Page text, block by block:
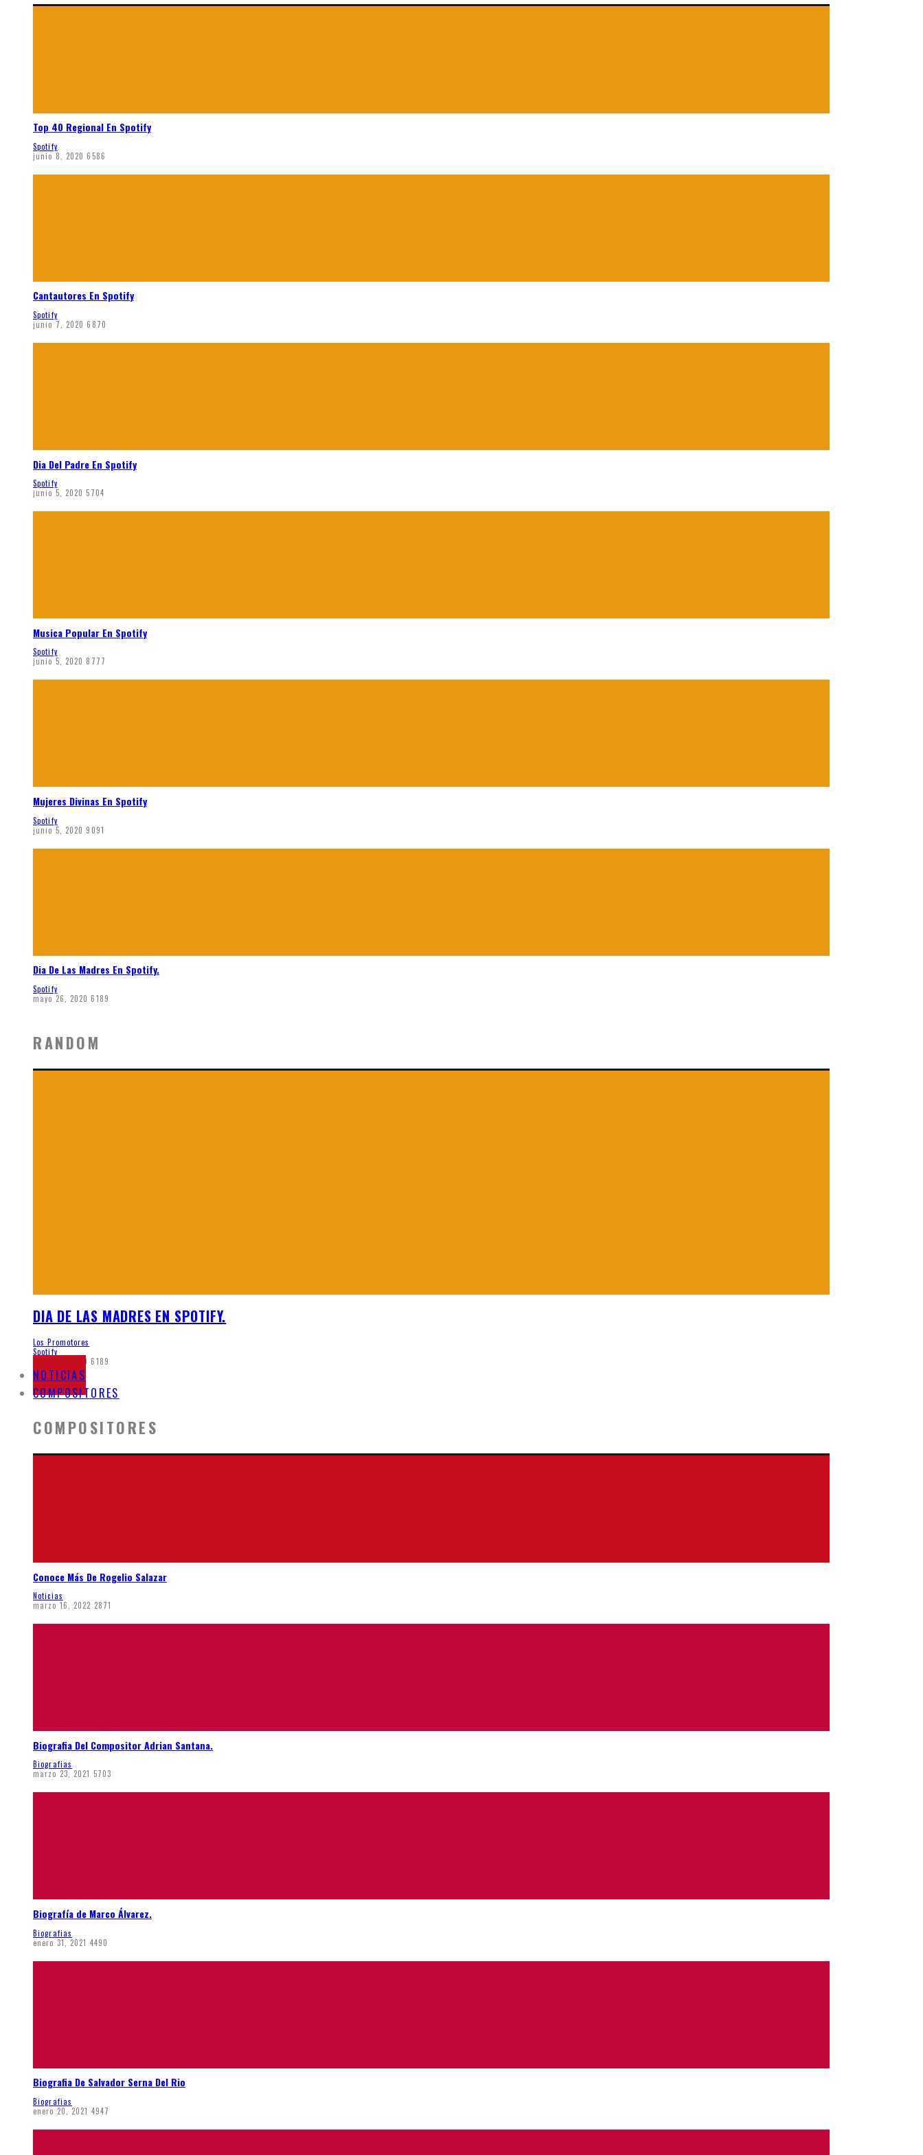
Top 40 Regional En Spotify
Spotify
junio 8, 2020 6586
Cantautores En Spotify
Spotify
junio 7, 2020 6870
Dia Del Padre En Spotify
Spotify
junio 5, 2020 5704
Musica Popular En Spotify
Spotify
junio 5, 2020 8777
Mujeres Divinas En Spotify
Spotify
junio 5, 2020 9091
Dia De Las Madres En Spotify.
Spotify
mayo 26, 2020 6189
RANDOM
DIA DE LAS MADRES EN SPOTIFY.
Los Promotores
Spotify
mayo 26, 2020 6189
NOTICIAS
COMPOSITORES
COMPOSITORES
Conoce Más De Rogelio Salazar
Noticias
marzo 16, 2022 2871
Biografia Del Compositor Adrian Santana.
Biografias
marzo 23, 2021 5703
Biografía de Marco Álvarez.
Biografias
enero 31, 2021 4490
Biografia De Salvador Serna Del Rio
Biografias
enero 20, 2021 4947